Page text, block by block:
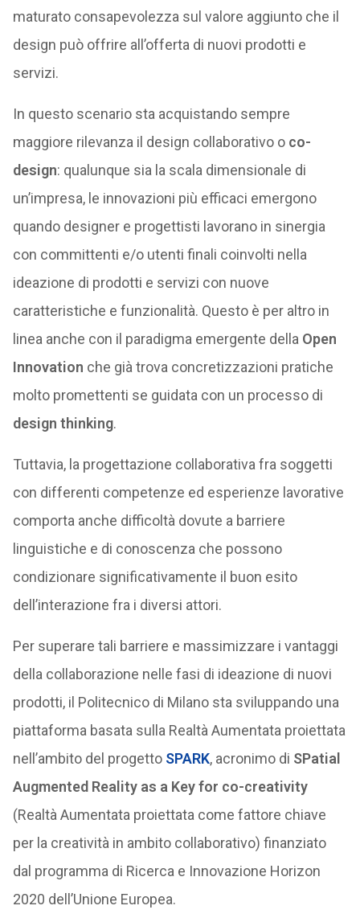
maturato consapevolezza sul valore aggiunto che il
design può offrire all’offerta di nuovi prodotti e
servizi.
In questo scenario sta acquistando sempre
maggiore rilevanza il design collaborativo o co-
design: qualunque sia la scala dimensionale di
un’impresa, le innovazioni più efficaci emergono
quando designer e progettisti lavorano in sinergia
con committenti e/o utenti finali coinvolti nella
ideazione di prodotti e servizi con nuove
caratteristiche e funzionalità. Questo è per altro in
linea anche con il paradigma emergente della Open
Innovation che già trova concretizzazioni pratiche
molto promettenti se guidata con un processo di
design thinking.
Tuttavia, la progettazione collaborativa fra soggetti
con differenti competenze ed esperienze lavorative
comporta anche difficoltà dovute a barriere
linguistiche e di conoscenza che possono
condizionare significativamente il buon esito
dell’interazione fra i diversi attori.
Per superare tali barriere e massimizzare i vantaggi
della collaborazione nelle fasi di ideazione di nuovi
prodotti, il Politecnico di Milano sta sviluppando una
piattaforma basata sulla Realtà Aumentata proiettata
nell’ambito del progetto SPARK, acronimo di SPatial
Augmented Reality as a Key for co-creativity
(Realtà Aumentata proiettata come fattore chiave
per la creatività in ambito collaborativo) finanziato
dal programma di Ricerca e Innovazione Horizon
2020 dell’Unione Europea.